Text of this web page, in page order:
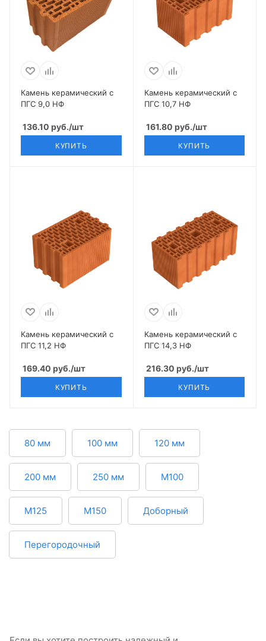
Камень керамический с
ПГС 9,0 НФ
136.10 руб./шт
КУПИТЬ
Камень керамический с
ПГС 10,7 НФ
161.80 руб./шт
КУПИТЬ
Камень керамический с
ПГС 11,2 НФ
169.40 руб./шт
КУПИТЬ
Камень керамический с
ПГС 14,3 НФ
216.30 руб./шт
КУПИТЬ
80 мм 100 мм 120 мм
200 мм 250 мм М100
М125 М150 Доборный
Перегородочный